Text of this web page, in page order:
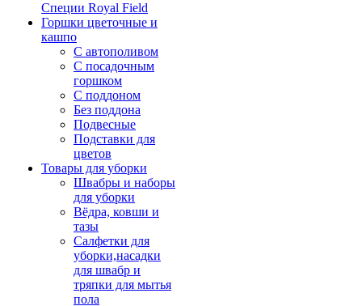
Специи Royal Field
Горшки цветочные и
кашпо
С автополивом
С посадочным
горшком
С поддоном
Без поддона
Подвесные
Подставки для
цветов
Товары для уборки
Швабры и наборы
для уборки
Вёдра, ковши и
тазы
Салфетки для
уборки,насадки
для швабр и
тряпки для мытья
пола